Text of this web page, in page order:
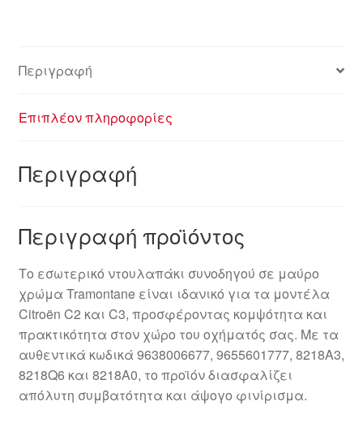
Περιγραφή
Επιπλέον πληροφορίες
Περιγραφή
Περιγραφή προϊόντος
Το εσωτερικό ντουλαπάκι συνοδηγού σε μαύρο
χρώμα Tramontane είναι ιδανικό για τα μοντέλα
Citroën C2 και C3, προσφέροντας κομψότητα και
πρακτικότητα στον χώρο του οχήματός σας. Με τα
αυθεντικά κωδικά 9638006677, 9655601777, 8218A3,
8218Q6 και 8218A0, το προϊόν διασφαλίζει
απόλυτη συμβατότητα και άψογο φινίρισμα.